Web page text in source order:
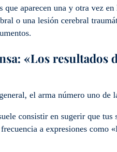
aparecen una y otra vez
o una lesión cerebral
«Los resultados
el arma número uno de
consistir en sugerir que tus
a expresiones como